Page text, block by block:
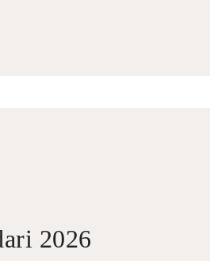
2026